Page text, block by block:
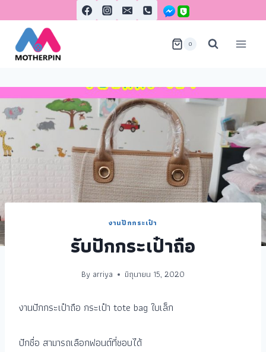
0
งานปักกระเป๋า
รับปักกระเป๋าถือ
By arriya มิถุนายน 15, 2020
งานปักกระเป๋าถือ กระเป๋า tote bag ใบเล็ก
ปักชื่อ สามารถเลือกฟอนต์ที่ชอบได้